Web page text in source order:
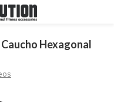
Hexagonal